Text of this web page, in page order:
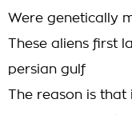
Were genetically
These aliens first
persian gulf
The reason is